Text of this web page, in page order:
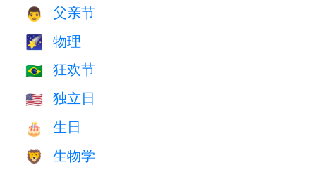
👨 父亲节
🌠 物理
🇧🇷 狂欢节
🇺🇸 独立日
🎂 生日
🦁 生物学